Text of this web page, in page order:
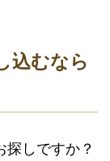
込むなら
しですか？